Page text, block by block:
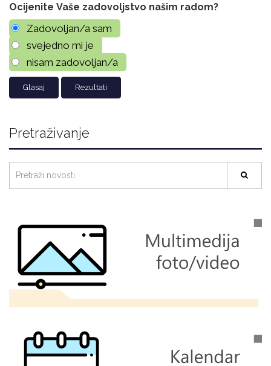
Ocijenite Vaše zadovoljstvo našim radom?
Zadovoljan/a sam
svejedno mi je
nisam zadovoljan/a
Rezultati
Pretraživanje